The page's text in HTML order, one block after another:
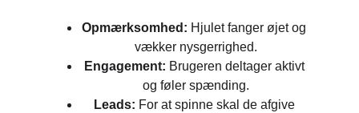
Opmærksomhed: Hjulet fanger øjet og
vækker nysgerrighed.
Engagement: Brugeren deltager aktivt
og føler spænding.
Leads: For at spinne skal de afgive